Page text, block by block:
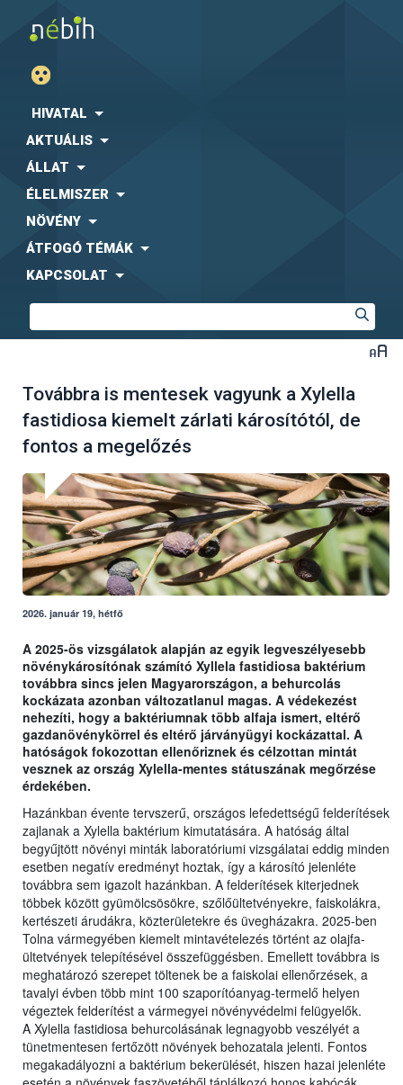
HIVATAL
AKTUÁLIS
ÁLLAT
ÉLELMISZER
NÖVÉNY
ÁTFOGÓ TÉMÁK
KAPCSOLAT
Továbbra is mentesek vagyunk a Xylella
fastidiosa kiemelt zárlati károsítótól, de
fontos a megelőzés
2026. január 19, hétfő
A 2025-ös vizsgálatok alapján az egyik legveszélyesebb
növénykárosítónak számító Xyllela fastidiosa baktérium
továbbra sincs jelen Magyarországon, a behurcolás
kockázata azonban változatlanul magas. A védekezést
nehezíti, hogy a baktériumnak több alfaja ismert, eltérő
gazdanövénykörrel és eltérő járványügyi kockázattal. A
hatóságok fokozottan ellenőriznek és célzottan mintát
vesznek az ország Xylella-mentes státuszának megőrzése
érdekében.
Hazánkban évente tervszerű, országos lefedettségű felderítések
zajlanak a Xylella baktérium kimutatására. A hatóság által
begyűjtött növényi minták laboratóriumi vizsgálatai eddig minden
esetben negatív eredményt hoztak, így a károsító jelenléte
továbbra sem igazolt hazánkban. A felderítések kiterjednek
többek között gyümölcsösökre, szőlőültetvényekre, faiskolákra,
kertészeti árudákra, közterületekre és üvegházakra. 2025-ben
Tolna vármegyében kiemelt mintavételezés történt az olajfa-
ültetvények telepítésével összefüggésben. Emellett továbbra is
meghatározó szerepet töltenek be a faiskolai ellenőrzések, a
tavalyi évben több mint 100 szaporítóanyag-termelő helyen
végeztek felderítést a vármegyei növényvédelmi felügyelők.
A Xylella fastidiosa behurcolásának legnagyobb veszélyét a
tünetmentesen fertőzött növények behozatala jelenti. Fontos
megakadályozni a baktérium bekerülését, hiszen hazai jelenléte